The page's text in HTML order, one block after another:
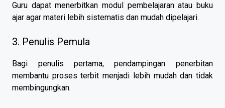
Guru dapat menerbitkan modul pembelajaran atau buku
ajar agar materi lebih sistematis dan mudah dipelajari.
3. Penulis Pemula
Bagi penulis pertama, pendampingan penerbitan
membantu proses terbit menjadi lebih mudah dan tidak
membingungkan.